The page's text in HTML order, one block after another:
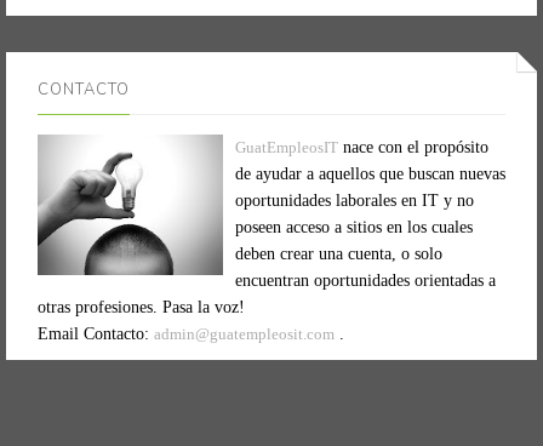
CONTACTO
GuatEmpleosIT nace con el propósito
de ayudar a aquellos que buscan nuevas
oportunidades laborales en IT y no
poseen acceso a sitios en los cuales
deben crear una cuenta, o solo
encuentran oportunidades orientadas a
otras profesiones. Pasa la voz!
Email Contacto: admin@guatempleosit.com .